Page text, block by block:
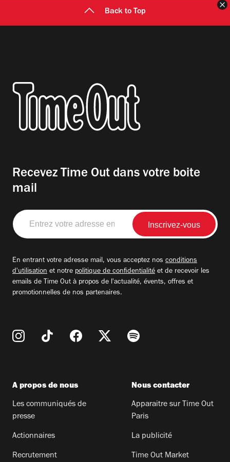
Back to Top
Recevez Time Out dans votre boite
mail
Entrez
votre
adresse
En entrant votre adresse mail, vous acceptez nos conditions
d'utilisation et notre politique de confidentialité et de recevoir les
emails de Time Out à propos de l'actualité, évents, offres et
promotionnelles de nos partenaires.
A propos de nous
Les communiqués de
presse
Actionnaires
Recrutement
Nous contacter
Apparaitre sur Time Out
Paris
La publicité
Time Out Market